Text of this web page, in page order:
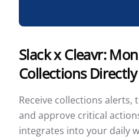
Slack x Cleavr:
Collections
Receive collections alerts,
and approve critical
integrates into your daily